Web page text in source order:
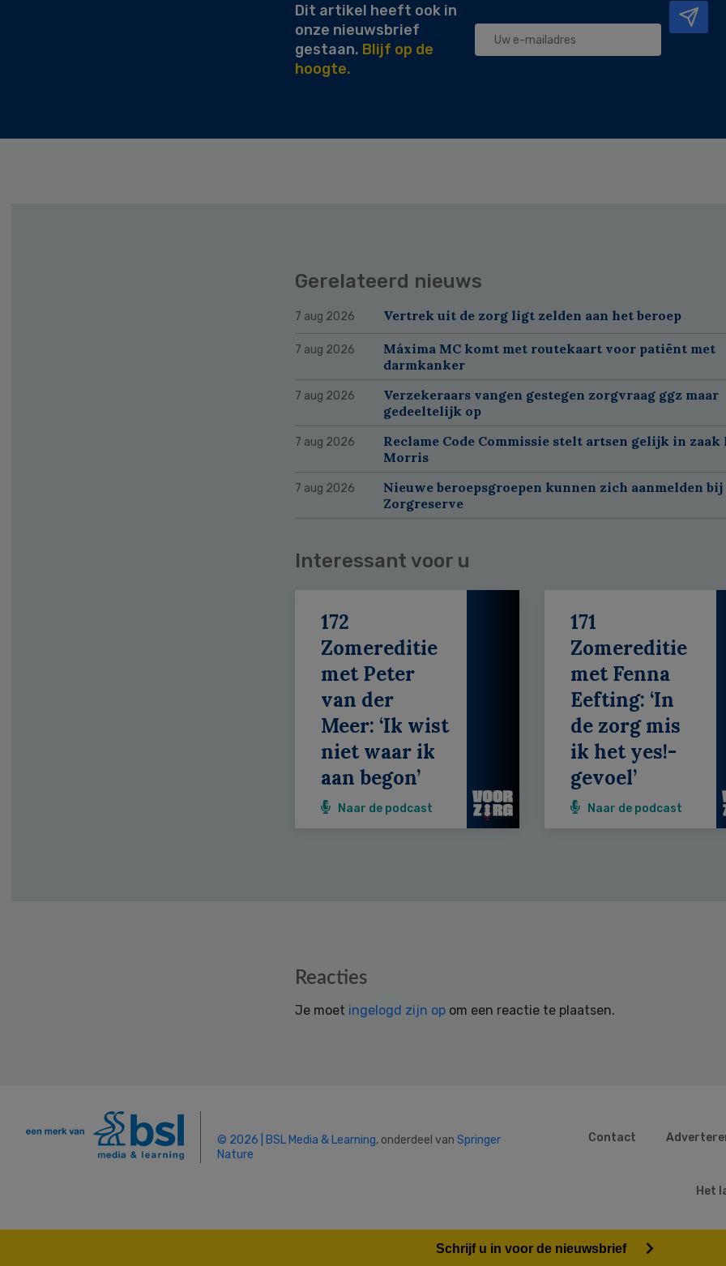
Dit artikel heeft ook in
onze nieuwsbrief
gestaan. Blijf op de
hoogte.
Gerelateerd nieuws
7 aug 2026 Vertrek uit de zorg ligt zelden aan het beroep
7 aug 2026
Máxima MC komt met routekaart voor patiënt met
darmkanker
7 aug 2026
Verzekeraars vangen gestegen zorgvraag ggz maar
gedeeltelijk op
7 aug 2026
Reclame Code Commissie stelt artsen gelijk in
Morris
7 aug 2026
Nieuwe beroepsgroepen kunnen zich aanmelden
Zorgreserve
Interessant voor u
172
Zomereditie
met Peter
van der
Meer: ‘Ik wist
niet waar ik
aan begon’
Naar de podcast
171
Zomereditie
met Fenna
Eefting: ‘In
de zorg mis
ik het yes!-
gevoel’
Naar de podcast
Reacties
Je moet ingelogd zijn op om een reactie te plaatsen.
© 2026 | BSL Media & Learning, onderdeel van Springer
Nature
Contact
Het
Schrijf u in voor de nieuwsbrief